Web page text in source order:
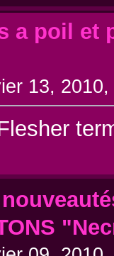
a poil et
13,